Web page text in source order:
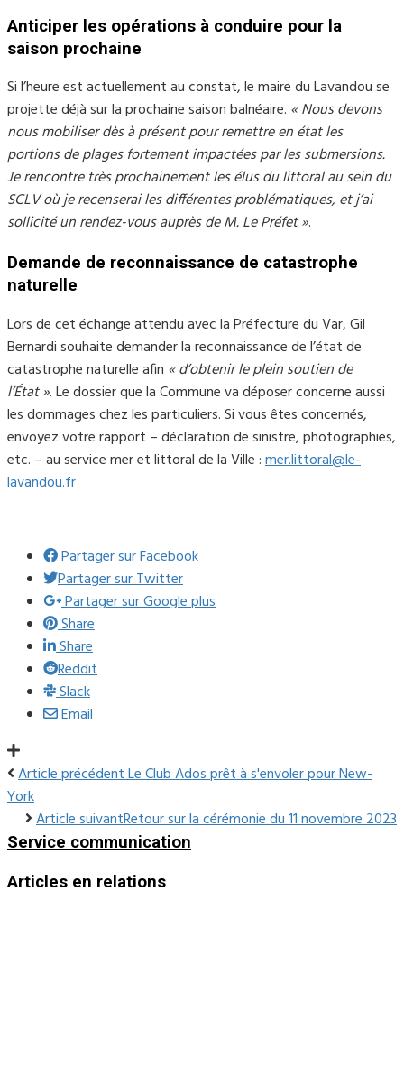
Anticiper les opérations à conduire pour la
saison prochaine
Si l’heure est actuellement au constat, le maire du Lavandou se
projette déjà sur la prochaine saison balnéaire. « Nous devons
nous mobiliser dès à présent pour remettre en état les
portions de plages fortement impactées par les submersions.
Je rencontre très prochainement les élus du littoral au sein du
SCLV où je recenserai les différentes problématiques, et j’ai
sollicité un rendez-vous auprès de M. Le Préfet ».
Demande de reconnaissance de catastrophe
naturelle
Lors de cet échange attendu avec la Préfecture du Var, Gil
Bernardi souhaite demander la reconnaissance de l’état de
catastrophe naturelle afin « d’obtenir le plein soutien de
l’État ». Le dossier que la Commune va déposer concerne aussi
les dommages chez les particuliers. Si vous êtes concernés,
envoyez votre rapport – déclaration de sinistre, photographies,
etc. – au service mer et littoral de la Ville :mer.littoral@le-
lavandou.fr
Partager sur Facebook
Partager sur Twitter
Partager sur Google plus
Share
Share
Reddit
Slack
Email
Article précédentLe Club Ados prêt à s'envoler pour New-
York
Article suivantRetour sur la cérémonie du 11 novembre 2023
Service communication
Articles en relations